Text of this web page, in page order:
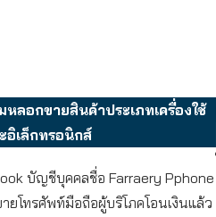
หลอกขายสินค้าประเภทเครื่องใช้
อิเล็กทรอนิกส์
บัญชีบุคคลชื่อ Farraery Pphone
ยโทรศัพท์มือถือผู้บริโภคโอนเงินแล้ว